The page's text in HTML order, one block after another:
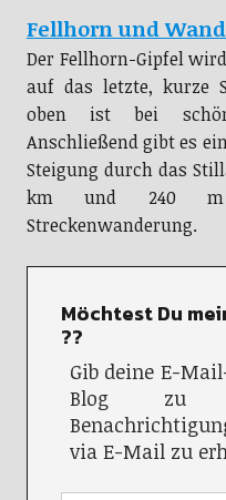
Fellhorn und
Der Fellhorn-Gipfel
auf das letzte, kurze
oben ist bei
Anschließend gibt es
Steigung durch das
km und 240 m
Streckenwanderung.
Möchtest Du
??
Gib deine E-
Blog zu
via E-Mail zu